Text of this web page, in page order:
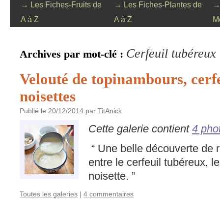
→ Les Fiches-Fruits de
A à Z
→ Les Fiches-Plantes de
A à Z
→
Archives par mot-clé : Cerfeuil tubéreux
Velouté de topinambours,
noisettes
Publié le 20/12/2014 par TitAnick
Cette galerie contient 4
“ Une belle découverte de
entre le cerfeuil tubéreux,
noisette. ”
Toutes les galeries | 4 commentaires